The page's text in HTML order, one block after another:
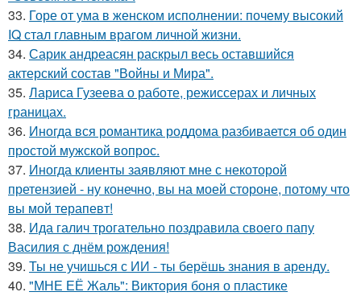
33. Горе от ума в женском исполнении: почему высокий
IQ стал главным врагом личной жизни.
34. Сарик андреасян раскрыл весь оставшийся
актерский состав "Войны и Мира".
35. Лариса Гузеева о работе, режиссерах и личных
границах.
36. Иногда вся романтика роддома разбивается об один
простой мужской вопрос.
37. Иногда клиенты заявляют мне с некоторой
претензией - ну конечно, вы на моей стороне, потому что
вы мой терапевт!
38. Ида галич трогательно поздравила своего папу
Василия с днём рождения!
39. Ты не учишься с ИИ - ты берёшь знания в аренду.
40. "МНЕ ЕЁ Жаль": Виктория боня о пластике